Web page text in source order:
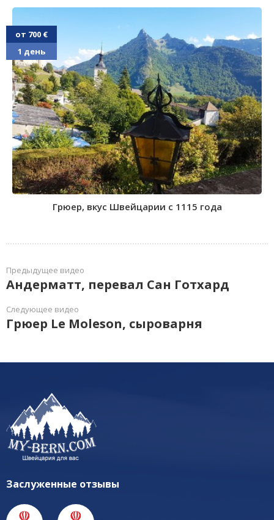
от 700 €
1 день
Грюер, вкус Швейцарии с 1115 года
Предыдущее видео
Андерматт, перевал Сан Готхард
Следующее видео
Грюер Le Moleson, сыроварня
Заслуженные отзывы